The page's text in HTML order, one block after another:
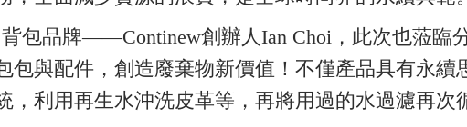
包品牌——Continew創辦人Ian Choi，此次也蒞臨
與配件，創造廢棄物新價值！不僅產品具有永續
，利用再生水沖洗皮革等，再將用過的水過濾再次